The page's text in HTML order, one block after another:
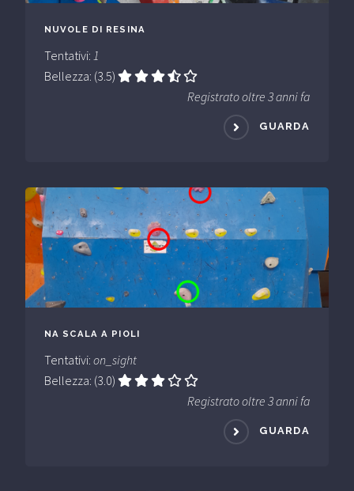
NUVOLE DI RESINA
Tentativi: 1
Bellezza: (3.5)
Registrato oltre 3 anni fa
GUARDA
NA SCALA A PIOLI
Tentativi: on_sight
Bellezza: (3.0)
Registrato oltre 3 anni fa
GUARDA